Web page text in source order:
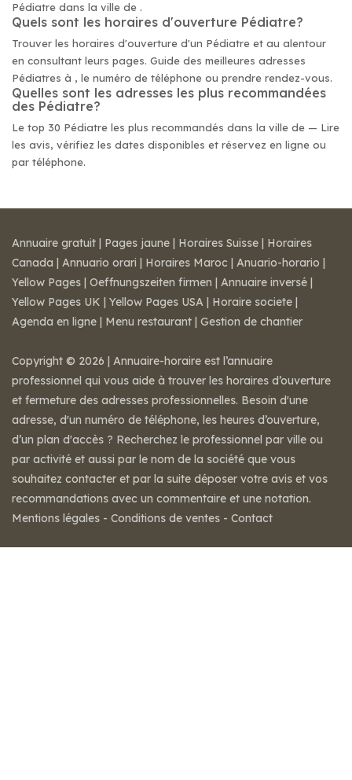
Pédiatre dans la ville de .
Quels sont les horaires d'ouverture Pédiatre?
Trouver les horaires d'ouverture d'un Pédiatre et au alentour
en consultant leurs pages. Guide des meilleures adresses
Pédiatres à , le numéro de téléphone ou prendre rendez-vous.
Quelles sont les adresses les plus recommandées
des Pédiatre?
Le top 30 Pédiatre les plus recommandés dans la ville de — Lire
les avis, vérifiez les dates disponibles et réservez en ligne ou
par téléphone.
Annuaire gratuit | Pages jaune | Horaires Suisse | Horaires
Canada | Annuario orari | Horaires Maroc | Anuario-horario |
Yellow Pages | Oeffnungszeiten firmen | Annuaire inversé |
Yellow Pages UK | Yellow Pages USA | Horaire societe |
Agenda en ligne | Menu restaurant | Gestion de chantier
Copyright © 2026 | Annuaire-horaire est l’annuaire
professionnel qui vous aide à trouver les horaires d’ouverture
et fermeture des adresses professionnelles. Besoin d'une
adresse, d'un numéro de téléphone, les heures d’ouverture,
d’un plan d'accès ? Recherchez le professionnel par ville ou
par activité et aussi par le nom de la société que vous
souhaitez contacter et par la suite déposer votre avis et vos
recommandations avec un commentaire et une notation.
Mentions légales - Conditions de ventes - Contact